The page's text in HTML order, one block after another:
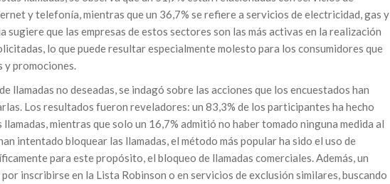
y telefonía, mientras que un 36,7% se refiere a servicios de electricidad, gas y
sugiere que las empresas de estos sectores son las más activas en la realización
lo que puede resultar especialmente molesto para los consumidores que
promociones.
llamadas no deseadas, se indagó sobre las acciones que los encuestados han
Los resultados fueron reveladores: un 83,3% de los participantes ha hecho
mientras que solo un 16,7% admitió no haber tomado ninguna medida al
intentado bloquear las llamadas, el método más popular ha sido el uso de
para este propósito, el bloqueo de llamadas comerciales. Además, un
inscribirse en la Lista Robinson o en servicios de exclusión similares, buscando